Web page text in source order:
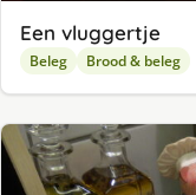
Een vluggertje
Beleg Brood & beleg